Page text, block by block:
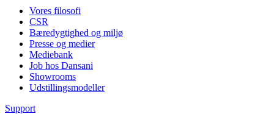
Vores filosofi
CSR
Bæredygtighed og miljø
Presse og medier
Mediebank
Job hos Dansani
Showrooms
Udstillingsmodeller
Support